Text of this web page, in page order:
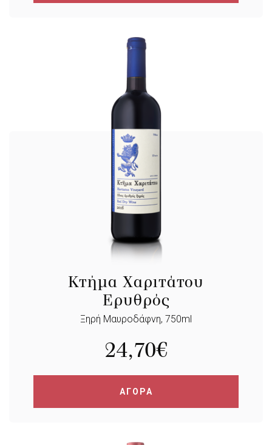
Κτήμα Χαριτάτου
Ερυθρός
Ξηρή Μαυροδάφνη, 750ml
24,70€
ΑΓΟΡΑ